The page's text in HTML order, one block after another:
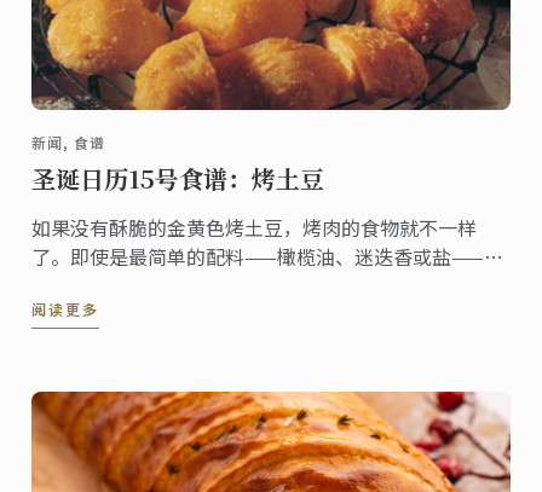
新闻, 食谱
圣诞日历15号食谱：烤土豆
如果没有酥脆的金黄色烤土豆，烤肉的食物就不一样
了。即使是最简单的配料——橄榄油、迷迭香或盐——也
合物经过特殊混合，制成了最令人垂涎的松脆土豆。
阅读更多